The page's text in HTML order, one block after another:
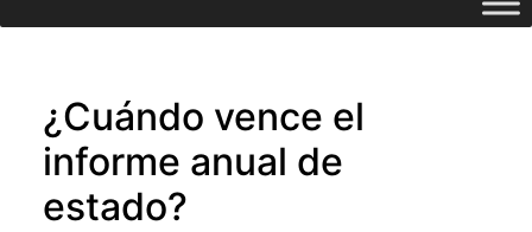
¿Cuándo vence el
informe anual de
estado?